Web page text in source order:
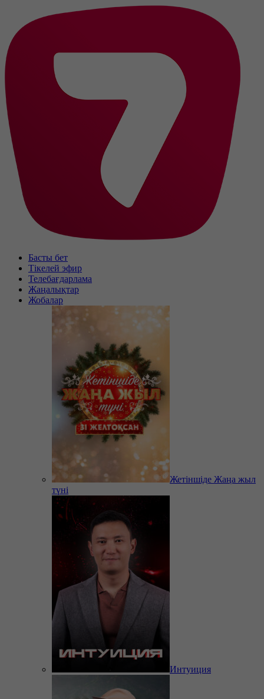
Басты бет
Тікелей эфир
Телебағдарлама
Жаңалықтар
Жобалар
Жетіншіде Жаңа жыл
түні
Интуиция